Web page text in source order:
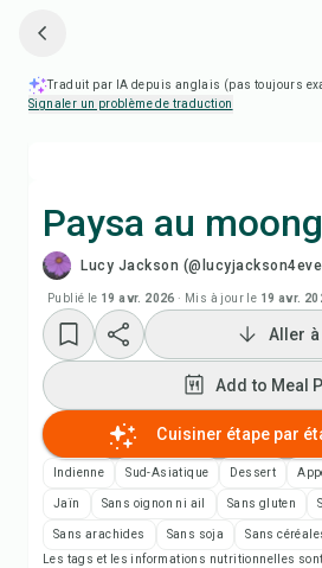
Traduit par IA depuis anglais (pas toujours
Signaler un problème de traduction
Paysa au
Lucy Jackson
Publié le 19 avr. 2026 · Mis à jour le 19 avr.
Add to Meal
Add to
Notes de
Imprimer la
Aller
Add to Meal
Cuisiner étape par
Indienne Sud-Asiatique Dessert
Jaïn Sans oignon ni ail Sans gluten
Sans arachides Sans soja
Sans
Les tags et les informations nutritionnelles